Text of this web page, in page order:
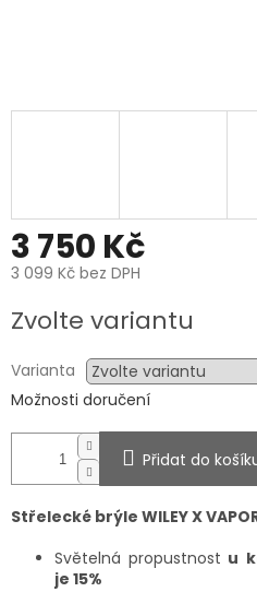
3 750 Kč
3 099 Kč bez DPH
cena:
Zvolte variantu
Varianta
Možnosti doručení
Přidat do
Střelecké brýle WILEY X
Světelná propustnost u
je 15%